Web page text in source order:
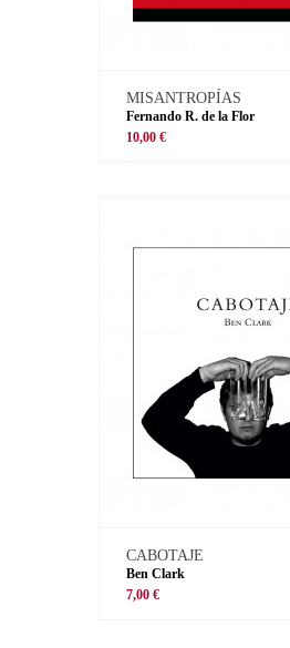
MISANTROPÍAS
Fernando R. de la Flor
10,00 €
CABOTAJE
Ben Clark
7,00 €